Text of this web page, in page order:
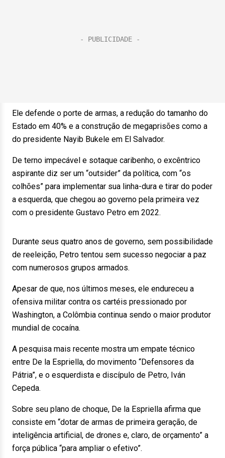
Ele defende o porte de armas, a redução do tamanho do
Estado em 40% e a construção de megaprisões como a
do presidente Nayib Bukele em El Salvador.
De terno impecável e sotaque caribenho, o excêntrico
aspirante diz ser um “outsider” da política, com “os
colhões” para implementar sua linha-dura e tirar do poder
a esquerda, que chegou ao governo pela primeira vez
com o presidente Gustavo Petro em 2022.
Durante seus quatro anos de governo, sem possibilidade
de reeleição, Petro tentou sem sucesso negociar a paz
com numerosos grupos armados.
Apesar de que, nos últimos meses, ele endureceu a
ofensiva militar contra os cartéis pressionado por
Washington, a Colômbia continua sendo o maior produtor
mundial de cocaína.
A pesquisa mais recente mostra um empate técnico
entre De la Espriella, do movimento “Defensores da
Pátria”, e o esquerdista e discípulo de Petro, Iván
Cepeda.
Sobre seu plano de choque, De la Espriella afirma que
consiste em “dotar de armas de primeira geração, de
inteligência artificial, de drones e, claro, de orçamento” a
força pública “para ampliar o efetivo”.